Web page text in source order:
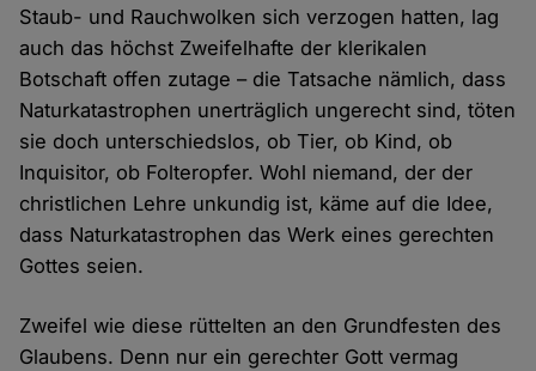
Staub- und Rauchwolken sich verzogen hatten, lag
auch das höchst Zweifelhafte der klerikalen
Botschaft offen zutage – die Tatsache nämlich, dass
Naturkatastrophen unerträglich ungerecht sind, töten
sie doch unterschiedslos, ob Tier, ob Kind, ob
Inquisitor, ob Folteropfer. Wohl niemand, der der
christlichen Lehre unkundig ist, käme auf die Idee,
dass Naturkatastrophen das Werk eines gerechten
Gottes seien.
Zweifel wie diese rüttelten an den Grundfesten des
Glaubens. Denn nur ein gerechter Gott vermag